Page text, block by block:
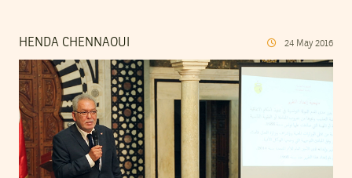
HENDA CHENNAOUI 24 May 2016